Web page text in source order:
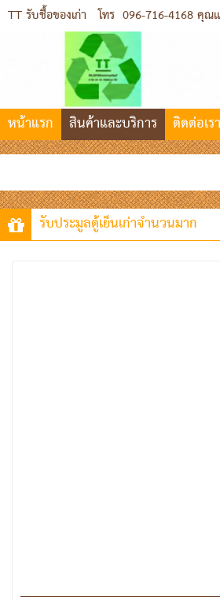
TT รับชื้อของเก่า โทร 096-716-4168 คุณ
หน้าแรก สินค้าและบริการ ติดต่อเรา
รับประมูลตู้เย็นเก่าจำนวนมาก